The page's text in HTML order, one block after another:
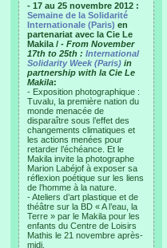
- 17 au 25 novembre 2012 :
Semaine de la Solidarité
Internationale (Paris) en
partenariat avec la Cie Le
Makila / - From November
17th to 25th : International
Solidarity Week (Paris) in
partnership with la Cie Le
Makila:
- Exposition photographique :
Tuvalu, la première nation du
monde menacée de
disparaître sous l’effet des
changements climatiques et
les actions menées pour
retarder l’échéance. Et le
Makila invite la photographe
Marion Labéjof à exposer sa
réflexion poétique sur les liens
de l’homme à la nature.
- Ateliers d’art plastique et de
théâtre sur la BD « A l’eau, la
Terre » par le Makila pour les
enfants du Centre de Loisirs
Mathis le 21 novembre après-
midi.